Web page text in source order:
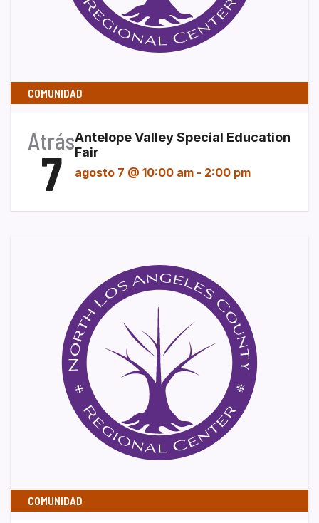
COMUNIDAD
Atrás
7
Antelope Valley Special Education
Fair
agosto 7 @ 10:00 am - 2:00 pm
COMUNIDAD